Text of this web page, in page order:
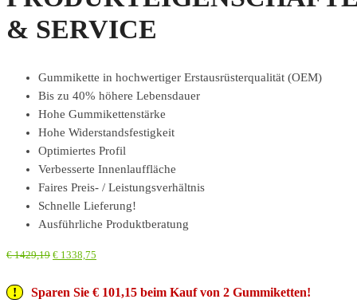
& SERVICE
Gummikette in hochwertiger Erstausrüsterqualität (OEM)
Bis zu 40% höhere Lebensdauer
Hohe Gummikettenstärke
Hohe Widerstandsfestigkeit
Optimiertes Profil
Verbesserte Innenlauffläche
Faires Preis- / Leistungsverhältnis
Schnelle Lieferung!
Ausführliche Produktberatung
€1429,19 € 1338,75
Sparen Sie € 101,15 beim Kauf von 2 Gummiketten!